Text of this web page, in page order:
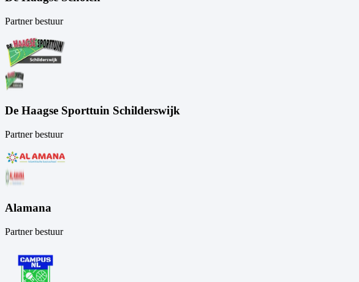
Partner bestuur
De Haagse Sporttuin Schilderswijk
Partner bestuur
Alamana
Partner bestuur